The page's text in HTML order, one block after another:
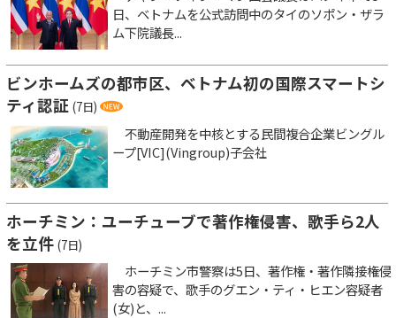
日、ベトナムを公式訪問中のタイのソポン・ザラ
ム下院議長...
ビンホームズの都市区、ベトナム初の国際スマートシ
ティ認証 (7日)
不動産開発を中核とする民間複合企業ビングル
ープ[VIC](Vingroup)子会社
ホーチミン：ユーチューブで著作権侵害、歌手ら2人
を立件 (7日)
ホーチミン市警察は5日、著作権・著作隣接権侵
害の容疑で、歌手のグエン・ティ・ヒエン容疑者
(女)と、...